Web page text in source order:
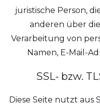
juristische Person,
anderen über
Verarbeitung von
Namen, E-Mail-
SSL- bzw.
Diese Seite nutzt